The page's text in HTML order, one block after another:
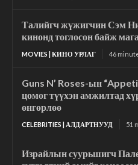
Талийгч жүжигчин Сэм
кинонд тоглосон байж
MOVIES | КИНО УРЛАГ 46
Guns N’ Roses-ын
цомог түүхэн амжилтад
өнгөрлөө
CELEBRITIES | АЛДАРТНУУД 51
Израйлын суурьшигч